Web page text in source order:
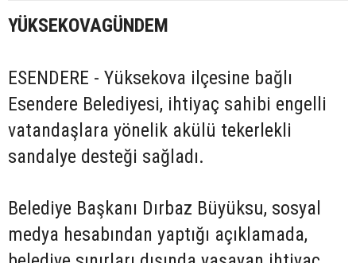
YÜKSEKOVAGÜNDEM
ESENDERE - Yüksekova ilçesine bağlı
Esendere Belediyesi, ihtiyaç sahibi engelli
vatandaşlara yönelik akülü tekerlekli
sandalye desteği sağladı.
Belediye Başkanı Dırbaz Büyüksu, sosyal
medya hesabından yaptığı açıklamada,